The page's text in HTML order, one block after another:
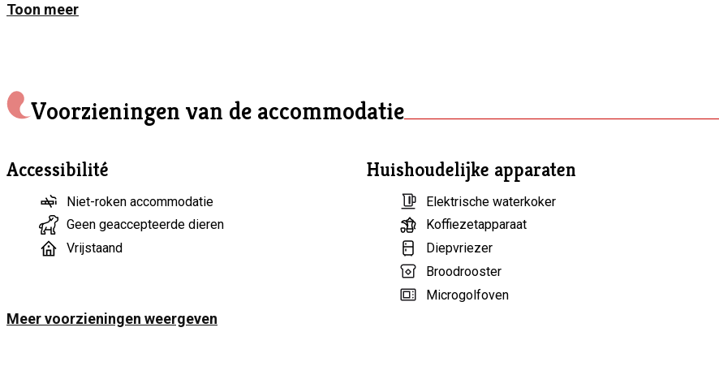
Toon meer
Voorzieningen van de accommodatie
Accessibilité
Niet-roken accommodatie
Geen geaccepteerde dieren
Vrijstaand
Huishoudelijke apparaten
Elektrische waterkoker
Koffiezetapparaat
Diepvriezer
Broodrooster
Microgolfoven
Meer voorzieningen weergeven